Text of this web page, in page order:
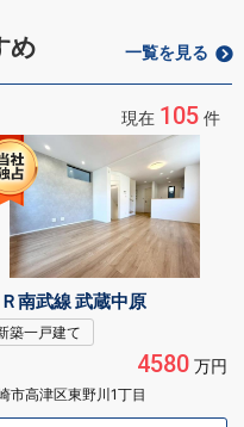
め 一覧を見る
現在 105 件
Ｒ南武線 武蔵中原
築一戸建て
4580万円
市高津区東野川1丁目